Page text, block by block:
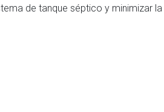
de tanque séptico y minimizar